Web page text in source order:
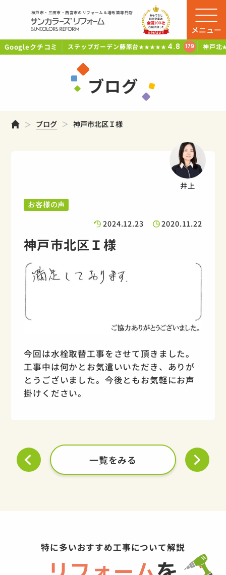
神戸市・三田市・西宮市のリフォーム＆増改築専門店
Googleクチコミ ステップガーデン藤原台★★★★★ 4.8 179 神戸北
メニュー
ブログ
ホームブログ 神戸市北区Ｉ様
井上
お客様の声
2024.12.23
2020.11.22
神戸市北区Ｉ様
今回は水栓取替工事をさせて頂きました。
工事中は何かとお気遣いいただき、ありが
とうございました。今後ともお気軽にお声
掛けください。
一覧をみる
特に多いおすすめ工事について解説